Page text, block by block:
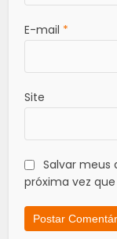
E-mail *
Site
Salvar meus
próxima vez